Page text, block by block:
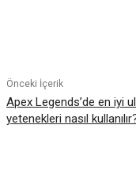
Önceki İçerik
Apex Legends’de en iyi
yetenekleri nasıl